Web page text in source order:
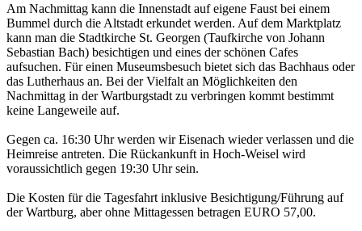
Am Nachmittag kann die Innenstadt auf eigene Faust bei einem
Bummel durch die Altstadt erkundet werden. Auf dem Marktplatz
kann man die Stadtkirche St. Georgen (Taufkirche von Johann
Sebastian Bach) besichtigen und eines der schönen Cafes
aufsuchen. Für einen Museumsbesuch bietet sich das Bachhaus oder
das Lutherhaus an. Bei der Vielfalt an Möglichkeiten den
Nachmittag in der Wartburgstadt zu verbringen kommt bestimmt
keine Langeweile auf.
Gegen ca. 16:30 Uhr werden wir Eisenach wieder verlassen und die
Heimreise antreten. Die Rückankunft in Hoch-Weisel wird
voraussichtlich gegen 19:30 Uhr sein.
Die Kosten für die Tagesfahrt inklusive Besichtigung/Führung auf
der Wartburg, aber ohne Mittagessen betragen EURO 57,00.